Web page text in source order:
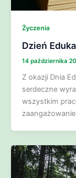
Życzenia
Dzień
14 października
Z okazji Dnia
serdeczne
wszystkim